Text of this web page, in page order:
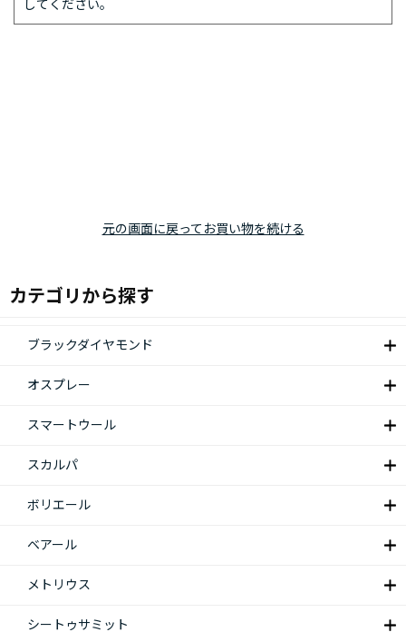
してください。
元の画面に戻ってお買い物を続ける
カテゴリから探す
ブラックダイヤモンド
オスプレー
スマートウール
スカルパ
ボリエール
ベアール
メトリウス
シートゥサミット